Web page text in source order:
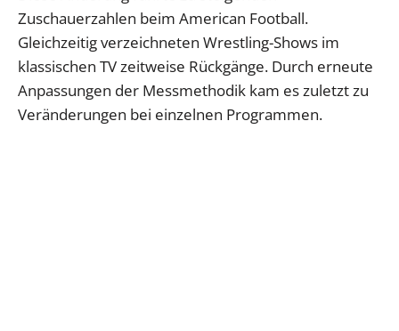
Zuschauerzahlen beim American Football.
Gleichzeitig verzeichneten Wrestling-Shows im
klassischen TV zeitweise Rückgänge. Durch erneute
Anpassungen der Messmethodik kam es zuletzt zu
Veränderungen bei einzelnen Programmen.